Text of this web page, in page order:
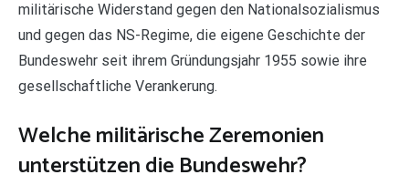
militärische Widerstand gegen den Nationalsozialismus
und gegen das NS-Regime, die eigene Geschichte der
Bundeswehr seit ihrem Gründungsjahr 1955 sowie ihre
gesellschaftliche Verankerung.
Welche militärische Zeremonien
unterstützen die Bundeswehr?